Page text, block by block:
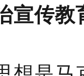
宣传